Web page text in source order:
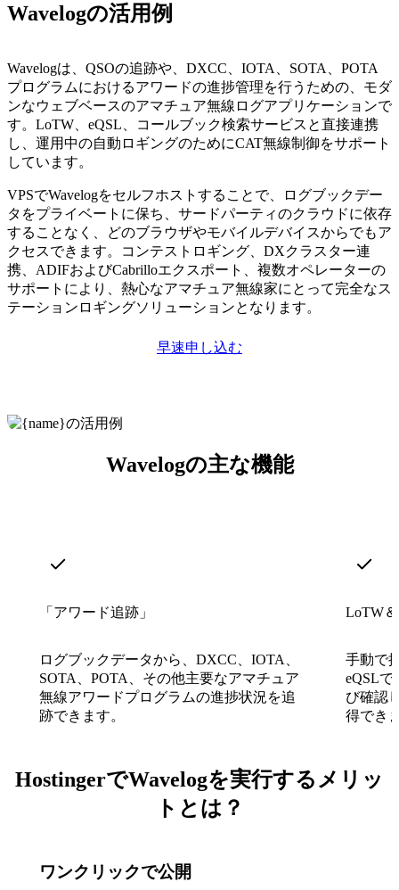
Wavelogの活用例
Wavelogは、QSOの追跡や、DXCC、IOTA、SOTA、POTA
プログラムにおけるアワードの進捗管理を行うための、モダ
ンなウェブベースのアマチュア無線ログアプリケーションで
す。LoTW、eQSL、コールブック検索サービスと直接連携
し、運用中の自動ロギングのためにCAT無線制御をサポート
しています。
VPSでWavelogをセルフホストすることで、ログブックデー
タをプライベートに保ち、サードパーティのクラウドに依存
することなく、どのブラウザやモバイルデバイスからでもア
クセスできます。コンテストロギング、DXクラスター連
携、ADIFおよびCabrilloエクスポート、複数オペレーターの
サポートにより、熱心なアマチュア無線家にとって完全なス
テーションロギングソリューションとなります。
早速申し込む
Wavelogの主な機能
「アワード追跡」
ログブックデータから、DXCC、IOTA、
SOTA、POTA、その他主要なアマチュア
無線アワードプログラムの進捗状況を追
跡できます。
LoTW
手動で
eQSLで
び確認
得でき
HostingerでWavelogを実行するメリッ
トとは？
ワンクリックで公開